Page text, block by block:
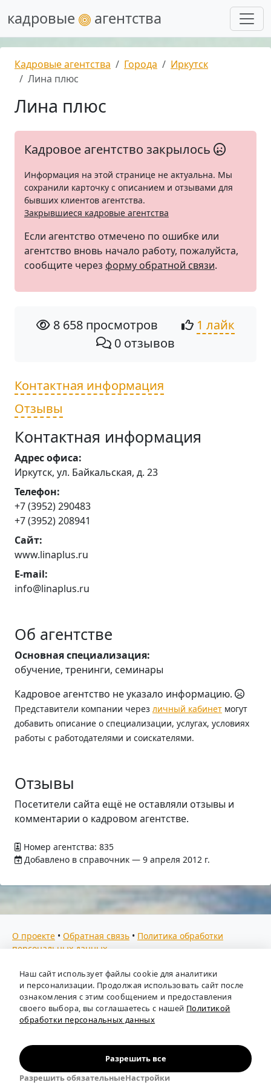
кадровые агентства
Кадровые агентства Города
Иркутск
Лина плюс
Лина плюс
Кадровое агентство закрылось
Информация на этой странице не актуальна. Мы
сохранили карточку с описанием и отзывами для
бывших клиентов агентства.
Закрывшиеся кадровые агентства
Если агентство отмечено по ошибке или
агентство вновь начало работу, пожалуйста,
сообщите через форму обратной связи.
8 658 просмотров
1 лайк
0 отзывов
Контактная информация
Отзывы
Контактная информация
Адрес офиса:
Иркутск, ул. Байкальская, д. 23
Телефон:
+7 (3952) 290483
+7 (3952) 208941
Сайт:
www.linaplus.ru
E-mail:
info@linaplus.ru
Об агентстве
Основная специализация:
обучение, тренинги, семинары
Кадровое агентство не указало информацию.
Представители компании через личный кабинет могут
добавить описание о специализации, услугах, условиях
работы с работодателями и соискателями.
Отзывы
Посетители сайта ещё не оставляли отзывы и
комментарии о кадровом агентстве.
Номер агентства: 835
Добавлено в справочник — 9 апреля 2012 г.
О проекте • Обратная связь • Политика обработки
персональных данных
Мы собираем отзывы, составляем рейтинги и
предоставляем всю информацию о кадровых агентствах
России. Также анализируем ключевые тенденции рынка
труда: отслеживаем динамику зарплат, уровень
безработицы и общую обстановку в отрасли, чтобы вы
Независимый портал-справочник«Кадровые агентства
России».
© person-agency.ru 2012—2026
Наш сайт использует файлы cookie для аналитики
и персонализации. Продолжая использовать сайт после
ознакомления с этим сообщением и предоставления
своего выбора, вы соглашаетесь с нашей Политикой
обработки персональных данных
Разрешить все
Разрешить обязательныеНастройки